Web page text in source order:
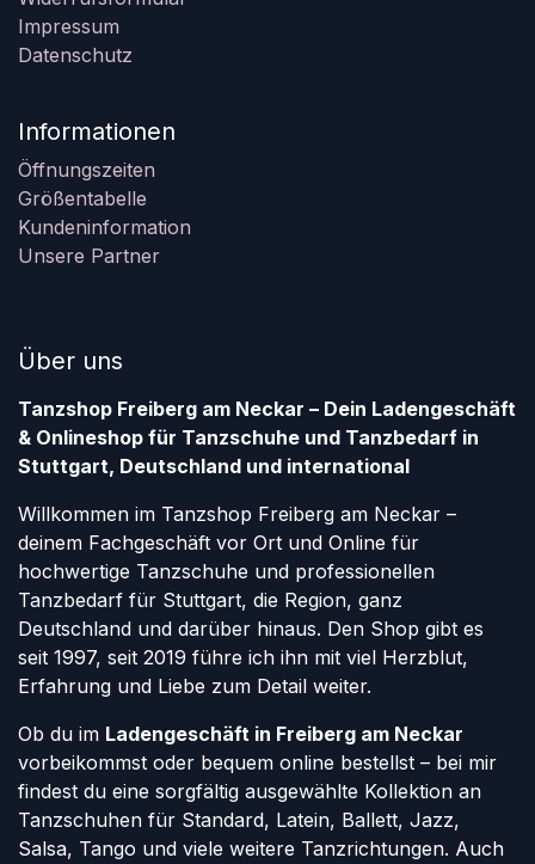
Impressum
Datenschutz
Informationen
Öffnungszeiten
Größentabelle
Kundeninformation
Unsere Partner
Über uns
Tanzshop Freiberg am Neckar – Dein Ladengeschäft
& Onlineshop für Tanzschuhe und Tanzbedarf in
Stuttgart, Deutschland und international
Willkommen im Tanzshop Freiberg am Neckar –
deinem Fachgeschäft vor Ort und Online für
hochwertige Tanzschuhe und professionellen
Tanzbedarf für Stuttgart, die Region, ganz
Deutschland und darüber hinaus. Den Shop gibt es
seit 1997, seit 2019 führe ich ihn mit viel Herzblut,
Erfahrung und Liebe zum Detail weiter.
Ob du im Ladengeschäft in Freiberg am Neckar
vorbeikommst oder bequem online bestellst – bei mir
findest du eine sorgfältig ausgewählte Kollektion an
Tanzschuhen für Standard, Latein, Ballett, Jazz,
Salsa, Tango und viele weitere Tanzrichtungen. Auch